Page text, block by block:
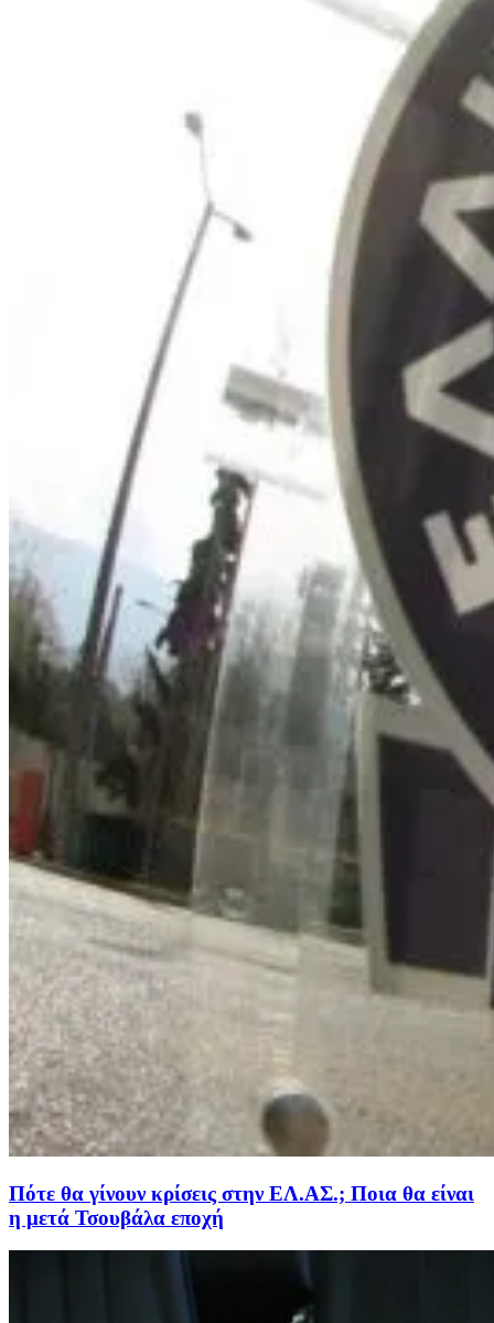
Πότε θα γίνουν κρίσεις στην ΕΛ.ΑΣ.; Ποια θα είναι
η μετά Τσουβάλα εποχή